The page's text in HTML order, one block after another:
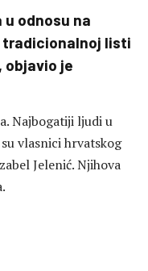
odnosu na
tradicionalnoj listi
objavio je
Najbogatiji ljudi u
vlasnici hrvatskog
Jelenić. Njihova